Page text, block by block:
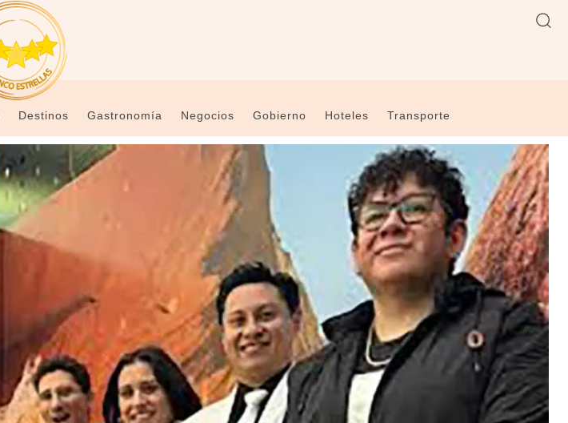
Destinos Gastronomía Negocios Gobierno Hoteles Transporte